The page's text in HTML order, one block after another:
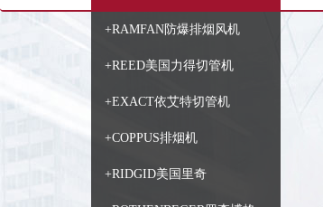
+RAMFAN防爆排烟风机
+REED美国力得切管机
+EXACT依艾特切管机
+COPPUS排烟机
+RIDGID美国里奇